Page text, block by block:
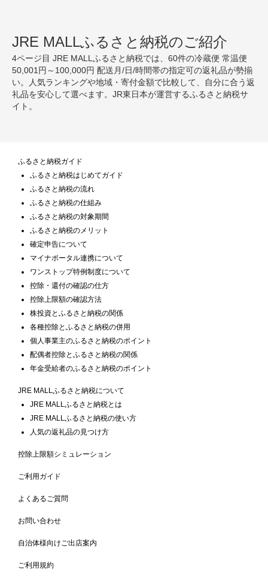
JRE MALLふるさと納税のご紹介
4ページ目 JRE MALLふるさと納税では、60件の冷蔵便 常温便
50,001円～100,000円 配送月/日/時間帯の指定可の返礼品が勢揃
い。人気ランキングや地域・寄付金額で比較して、自分に合う返
礼品を安心して選べます。JR東日本が運営するふるさと納税サ
イト。
ふるさと納税ガイド
ふるさと納税はじめてガイド
ふるさと納税の流れ
ふるさと納税の仕組み
ふるさと納税の対象期間
ふるさと納税のメリット
確定申告について
マイナポータル連携について
ワンストップ特例制度について
控除・還付の確認の仕方
控除上限額の確認方法
株投資とふるさと納税の関係
各種控除とふるさと納税の併用
個人事業主のふるさと納税のポイント
配偶者控除とふるさと納税の関係
年金受給者のふるさと納税のポイント
JRE MALLふるさと納税について
JRE MALLふるさと納税とは
JRE MALLふるさと納税の使い方
人気の返礼品の見つけ方
控除上限額シミュレーション
ご利用ガイド
よくあるご質問
お問い合わせ
自治体様向けご出店案内
ご利用規約